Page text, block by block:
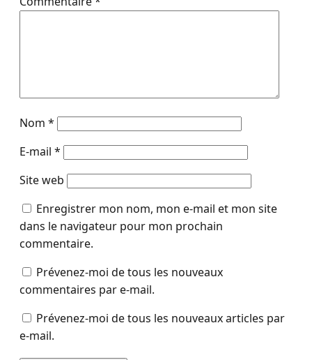
Nom *
E-mail *
Site web
Enregistrer mon nom, mon e-mail et mon site
dans le navigateur pour mon prochain
commentaire.
Prévenez-moi de tous les nouveaux
commentaires par e-mail.
Prévenez-moi de tous les nouveaux articles par
e-mail.